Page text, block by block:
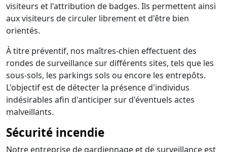
visiteurs et l'attribution de badges. Ils permettent ainsi
aux visiteurs de circuler librement et d'être bien
orientés.
À titre préventif, nos maîtres-chien effectuent des
rondes de surveillance sur différents sites, tels que les
sous-sols, les parkings sols ou encore les entrepôts.
L'objectif est de détecter la présence d'individus
indésirables afin d'anticiper sur d'éventuels actes
malveillants.
Sécurité incendie
Notre entreprise de gardiennage et de surveillance est